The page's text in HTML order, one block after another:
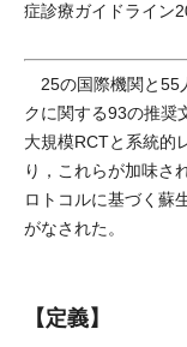
症診療ガイドライン
25の国際機関と55
クに関する93の推奨
大規模RCTと系統的
り，これらが加味さ
ロトコルに基づく蘇
がなされた。
【定義】